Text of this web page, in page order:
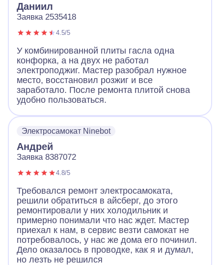
Даниил
Заявка 2535418
4.5/5
У комбинированной плиты гасла одна
конфорка, а на двух не работал
электроподжиг. Мастер разобрал нужное
место, восстановил розжиг и все
заработало. После ремонта плитой снова
удобно пользоваться.
Электросамокат Ninebot
Андрей
Заявка 8387072
4.8/5
Требовался ремонт электросамоката,
решили обратиться в айсберг, до этого
ремонтировали у них холодильник и
примерно понимали что нас ждет. Мастер
приехал к нам, в сервис везти самокат не
потребовалось, у нас же дома его починил.
Дело оказалось в проводке, как я и думал,
но лезть не решился